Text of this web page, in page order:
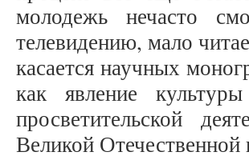
молодежь нечасто
телевидению, мало
касается научных
как явление
просветительской
Великой Отечественной